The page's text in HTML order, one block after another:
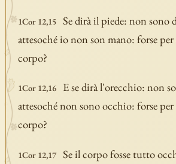
1Cor 12,15
Se dirà il piede: non sono
attesoché io non son mano: forse
corpo?
1Cor 12,16
E se dirà l'orecchio: non
attesoché non sono occhio: forse
corpo?
1Cor 12,17
Se il corpo fosse tutto